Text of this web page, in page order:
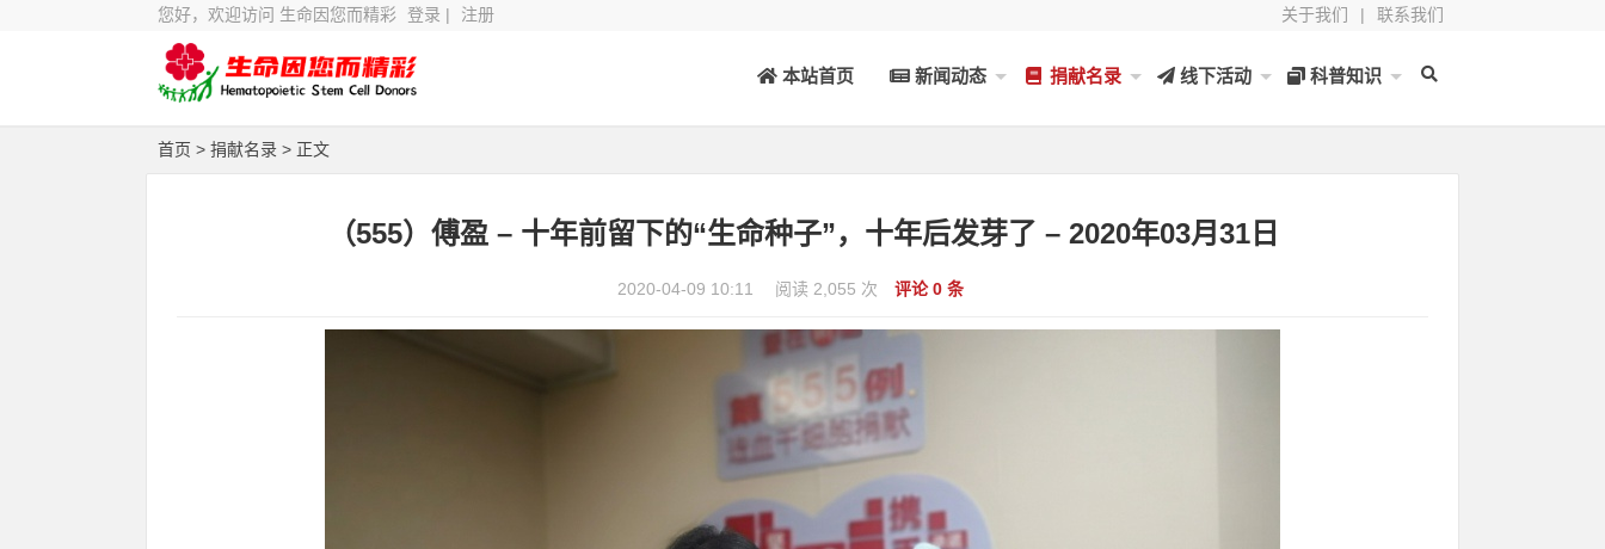
您好，欢迎访问 生命因您而精彩 登录 | 注册 关于我们 | 联系我们
本站首页 新闻动态 捐献名录 线下活动 科普知识
首页 > 捐献名录 > 正文
（555）傅盈 – 十年前留下的“生命种子”，十年后发芽了 – 2020年03月31日
2020-04-09 10:11 阅读 2,055 次 评论 0 条